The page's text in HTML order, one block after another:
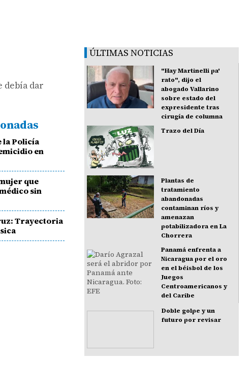
debía dar
la Policía
en
que
sin
Trayectoria
ÚLTIMAS NOTICIAS
"Hay Martinelli pa'
rato", dijo el
abogado Vallarino
sobre estado del
expresidente tras
cirugía de columna
Trazo del Día
Plantas de
tratamiento
abandonadas
contaminan ríos y
amenazan
potabilizadora en La
Chorrera
Panamá enfrenta a
Nicaragua por el oro
en el béisbol de los
Juegos
Centroamericanos y
del Caribe
Doble golpe y un
futuro por revisar